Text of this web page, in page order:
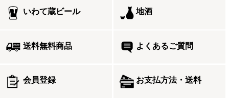
いわて蔵ビール 地酒
送料無料商品 よくあるご質問
会員登録 お支払方法・送料